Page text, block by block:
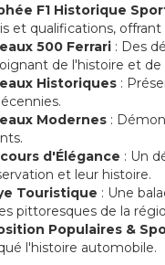
F1 Historique
et qualifications,
500 Ferrari : Des
de l'histoire et de
Historiques :
Modernes :
d'Élégance : Un
et leur histoire.
Touristique : Une
pittoresques de la
Populaires &
l'histoire automobile.